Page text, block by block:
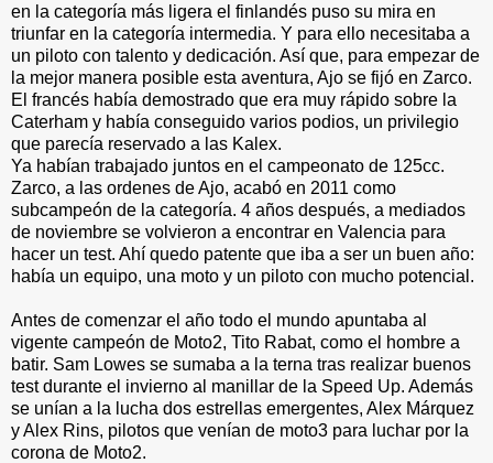
en la categoría más ligera el finlandés puso su mira en
triunfar en la categoría intermedia. Y para ello necesitaba a
un piloto con talento y dedicación. Así que, para empezar de
la mejor manera posible esta aventura, Ajo se fijó en Zarco.
El francés había demostrado que era muy rápido sobre la
Caterham y había conseguido varios podios, un privilegio
que parecía reservado a las Kalex.
Ya habían trabajado juntos en el campeonato de 125cc.
Zarco, a las ordenes de Ajo, acabó en 2011 como
subcampeón de la categoría. 4 años después, a mediados
de noviembre se volvieron a encontrar en Valencia para
hacer un test. Ahí quedo patente que iba a ser un buen año:
había un equipo, una moto y un piloto con mucho potencial.
Antes de comenzar el año todo el mundo apuntaba al
vigente campeón de Moto2, Tito Rabat, como el hombre a
batir. Sam Lowes se sumaba a la terna tras realizar buenos
test durante el invierno al manillar de la Speed Up. Además
se unían a la lucha dos estrellas emergentes, Alex Márquez
y Alex Rins, pilotos que venían de moto3 para luchar por la
corona de Moto2.